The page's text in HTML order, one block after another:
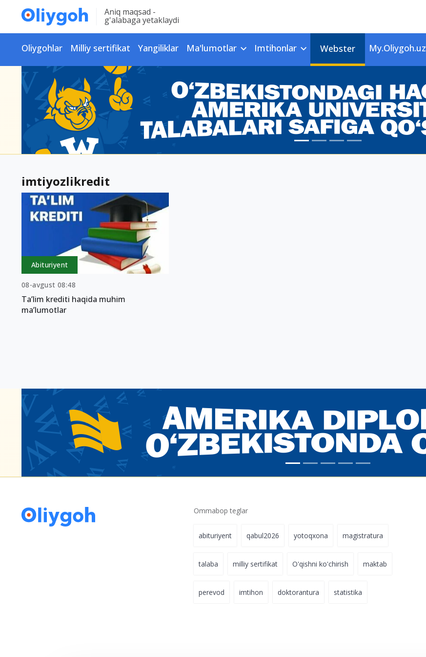
Aniq maqsad -
g'alabaga yetaklaydi
Oliygohlar Milliy sertifikat Yangiliklar Ma'lumotlar Imtihonlar Webster My.Oliygoh.uz
imtiyozlikredit
Abituriyent
08-avgust 08:48
Ta’lim krediti haqida muhim
ma’lumotlar
Ommabop teglar
abituriyent qabul2026 yotoqxona magistratura
talaba milliy sertifikat O'qishni ko'chirish maktab
perevod imtihon doktorantura statistika